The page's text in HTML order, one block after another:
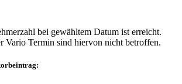
bei gewähltem Datum ist erreicht.
Vario Termin sind hiervon nicht betroffen.